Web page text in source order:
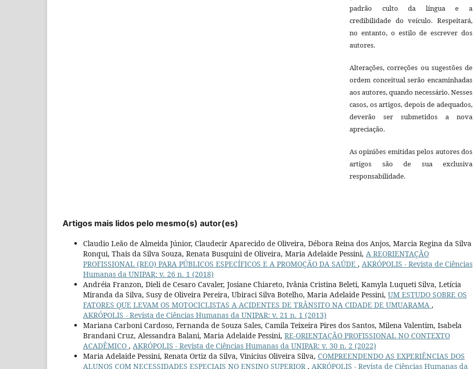
padrão culto da língua e a
credibilidade do veículo. Respeitará,
no entanto, o estilo de escrever dos
autores.
Alterações, correções ou sugestões de
ordem conceitual serão encaminhadas
aos autores, quando necessário. Nesses
casos, os artigos, depois de adequados,
deverão ser submetidos a nova
apreciação.
As opiniões emitidas pelos autores dos
artigos são de sua exclusiva
responsabilidade.
Artigos mais lidos pelo mesmo(s) autor(es)
Claudio Leão de Almeida Júnior, Claudecir Aparecido de Oliveira, Débora Reina dos Anjos, Marcia Regina da Silva
Ronqui, Thais da Silva Souza, Renata Busquini de Oliveira, Maria Adelaide Pessini, A REORIENTAÇÃO
PROFISSIONAL (REO) PARA PÚBLICOS ESPECÍFICOS E A PROMOÇÃO DA SAÚDE , AKRÓPOLIS - Revista de Ciências
Humanas da UNIPAR: v. 26 n. 1 (2018)
Andréia Franzon, Dieli de Cesaro Cavaler, Josiane Chiareto, Ivânia Cristina Beleti, Kamyla Luqueti Silva, Letícia
Miranda da Silva, Susy de Oliveira Pereira, Ubiraci Silva Botelho, Maria Adelaide Pessini, UM ESTUDO SOBRE OS
FATORES QUE LEVAM OS MOTOCICLISTAS A ACIDENTES DE TRÂNSITO NA CIDADE DE UMUARAMA ,
AKRÓPOLIS - Revista de Ciências Humanas da UNIPAR: v. 21 n. 1 (2013)
Mariana Carboni Cardoso, Fernanda de Souza Sales, Camila Teixeira Pires dos Santos, Milena Valentim, Isabela
Brandani Cruz, Alessandra Balani, Maria Adelaide Pessini, RE-ORIENTAÇÃO PROFISSIONAL NO CONTEXTO
ACADÊMICO , AKRÓPOLIS - Revista de Ciências Humanas da UNIPAR: v. 30 n. 2 (2022)
Maria Adelaide Pessini, Renata Ortiz da Silva, Vinicius Oliveira Silva, COMPREENDENDO AS EXPERIÊNCIAS DOS
ALUNOS COM NECESSIDADES ESPECIAIS NO ENSINO SUPERIOR , AKRÓPOLIS - Revista de Ciências Humanas da